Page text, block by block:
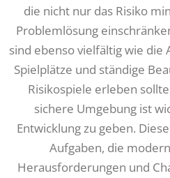
die nicht nur das Risiko
Problemlösung
sind ebenso vielfältig wie
Spielplätze und ständige
Risikospiele erleben
sichere Umgebung ist
Entwicklung zu geben.
Aufgaben, die
Herausforderungen und